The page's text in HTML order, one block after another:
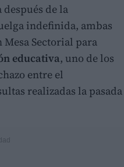
después de la
indefinida, ambas
Sectorial para
educativa, uno de los
entre el
realizadas la pasada